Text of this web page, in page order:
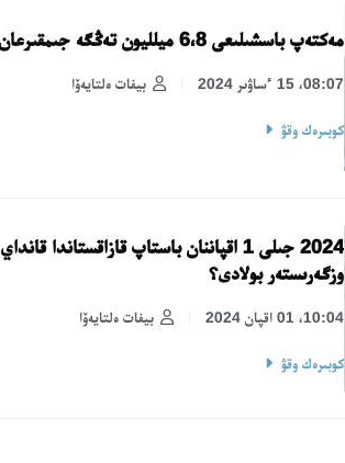
مەكتەپ باسشىلىعى 6،8 ميلليون تەڭگە جىمقىرعان
بيفات ەلتايەۆا 08:07، 15 ءساۋىر 2024
كوبىرەك وقۋ
2024 جىلى 1 اقپاننان باستاپ قازاقستاندا قانداي
وزگەرىستەر بولادى؟
بيفات ەلتايەۆا 10:04، 01 اقپان 2024
كوبىرەك وقۋ